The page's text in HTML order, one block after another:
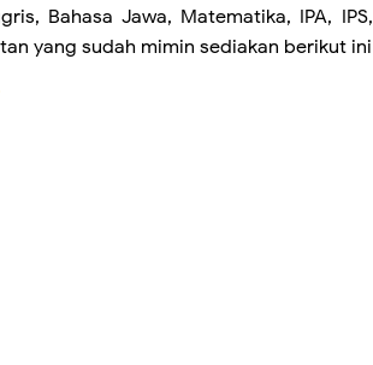
Bahasa Jawa, Matematika, IPA, IPS,
yang sudah mimin sediakan berikut ini